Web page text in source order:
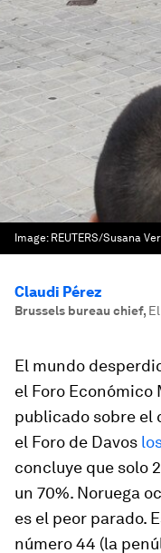
Image: REUTERS/Susana
Claudi Pérez
Brussels bureau chief,
El mundo
el Foro Económico
publicado sobre el
el Foro de Davos
concluye que solo
un 70%. Noruega
es el peor parado.
número 44 (la